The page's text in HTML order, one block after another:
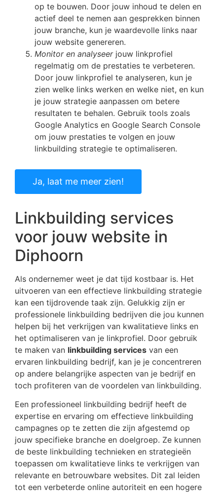
op te bouwen. Door jouw inhoud te delen en
actief deel te nemen aan gesprekken binnen
jouw branche, kun je waardevolle links naar
jouw website genereren.
Monitor en analyseer jouw linkprofiel
regelmatig om de prestaties te verbeteren.
Door jouw linkprofiel te analyseren, kun je
zien welke links werken en welke niet, en kun
je jouw strategie aanpassen om betere
resultaten te behalen. Gebruik tools zoals
Google Analytics en Google Search Console
om jouw prestaties te volgen en jouw
linkbuilding strategie te optimaliseren.
Ja, laat me meer zien!
Linkbuilding services
voor jouw website in
Diphoorn
Als ondernemer weet je dat tijd kostbaar is. Het
uitvoeren van een effectieve linkbuilding strategie
kan een tijdrovende taak zijn. Gelukkig zijn er
professionele linkbuilding bedrijven die jou kunnen
helpen bij het verkrijgen van kwalitatieve links en
het optimaliseren van je linkprofiel. Door gebruik
te maken van linkbuilding services van een
ervaren linkbuilding bedrijf, kan je je concentreren
op andere belangrijke aspecten van je bedrijf en
toch profiteren van de voordelen van linkbuilding.
Een professioneel linkbuilding bedrijf heeft de
expertise en ervaring om effectieve linkbuilding
campagnes op te zetten die zijn afgestemd op
jouw specifieke branche en doelgroep. Ze kunnen
de beste linkbuilding technieken en strategieën
toepassen om kwalitatieve links te verkrijgen van
relevante en betrouwbare websites. Dit zal leiden
tot een verbeterde online autoriteit en een hogere